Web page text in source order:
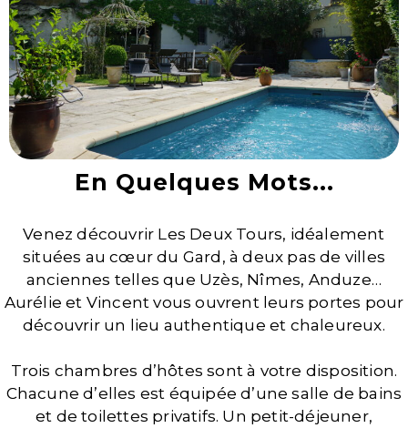
En Quelques Mots...
Venez découvrir Les Deux Tours, idéalement
situées au cœur du Gard, à deux pas de villes
anciennes telles que Uzès, Nîmes, Anduze…
Aurélie et Vincent vous ouvrent leurs portes pour
découvrir un lieu authentique et chaleureux.
Trois chambres d’hôtes sont à votre disposition.
Chacune d’elles est équipée d’une salle de bains
et de toilettes privatifs. Un petit-déjeuner,